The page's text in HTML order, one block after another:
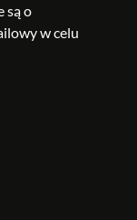
są o
w celu